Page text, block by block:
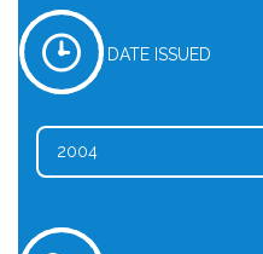
DATE ISSUED
2004